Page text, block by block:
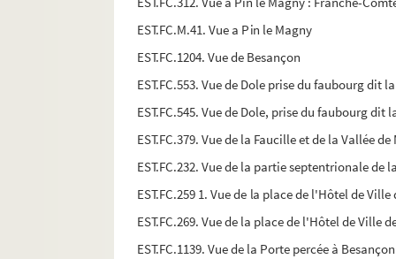
EST.FC.M.41. Vue a Pin le Magny
EST.FC.1204. Vue de Besançon
EST.FC.553. Vue de Dole prise du faubourg dit
EST.FC.545. Vue de Dole, prise du faubourg dit
EST.FC.379. Vue de la Faucille et de la Vallée
EST.FC.232. Vue de la partie septentrionale
EST.FC.259 1. Vue de la place de l'Hôtel de
EST.FC.269. Vue de la place de l'Hôtel de Ville
EST.FC.1139. Vue de la Porte percée à